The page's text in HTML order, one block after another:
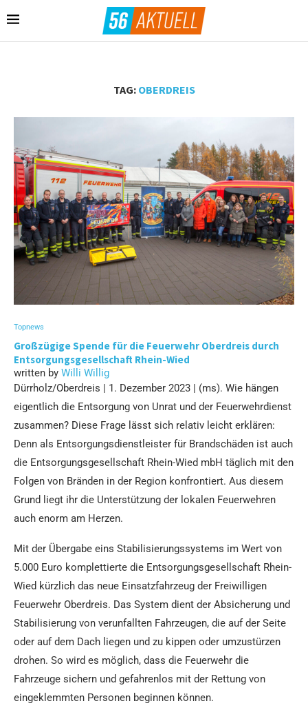
TAG: OBERDREIS
Topnews
Großzügige Spende für die Feuerwehr Oberdreis durch
Entsorgungsgesellschaft Rhein-Wied
written by Willi Willig
Dürrholz/Oberdreis | 1. Dezember 2023 | (ms). Wie hängen
eigentlich die Entsorgung von Unrat und der Feuerwehrdienst
zusammen? Diese Frage lässt sich relativ leicht erklären:
Denn als Entsorgungsdienstleister für Brandschäden ist auch
die Entsorgungsgesellschaft Rhein-Wied mbH täglich mit den
Folgen von Bränden in der Region konfrontiert. Aus diesem
Grund liegt ihr die Unterstützung der lokalen Feuerwehren
auch enorm am Herzen.
Mit der Übergabe eins Stabilisierungssystems im Wert von
5.000 Euro komplettierte die Entsorgungsgesellschaft Rhein-
Wied kürzlich das neue Einsatzfahrzeug der Freiwilligen
Feuerwehr Oberdreis. Das System dient der Absicherung und
Stabilisierung von verunfallten Fahrzeugen, die auf der Seite
oder auf dem Dach liegen und zu kippen oder umzustürzen
drohen. So wird es möglich, dass die Feuerwehr die
Fahrzeuge sichern und gefahrenlos mit der Rettung von
eingeklemmten Personen beginnen können.